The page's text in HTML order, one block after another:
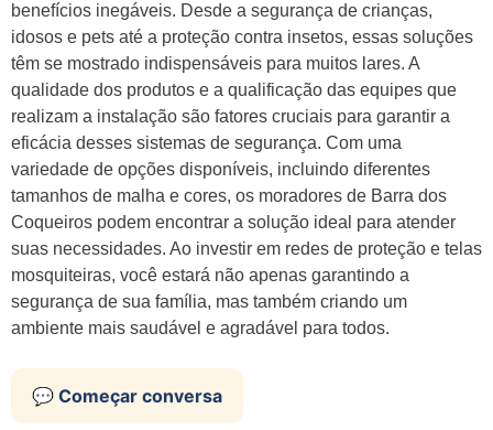
benefícios inegáveis. Desde a segurança de crianças,
idosos e pets até a proteção contra insetos, essas soluções
têm se mostrado indispensáveis para muitos lares. A
qualidade dos produtos e a qualificação das equipes que
realizam a instalação são fatores cruciais para garantir a
eficácia desses sistemas de segurança. Com uma
variedade de opções disponíveis, incluindo diferentes
tamanhos de malha e cores, os moradores de Barra dos
Coqueiros podem encontrar a solução ideal para atender
suas necessidades. Ao investir em redes de proteção e telas
mosquiteiras, você estará não apenas garantindo a
segurança de sua família, mas também criando um
ambiente mais saudável e agradável para todos.
💬 Começar conversa